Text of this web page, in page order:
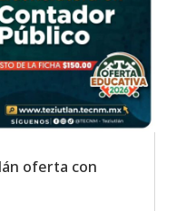
oferta con